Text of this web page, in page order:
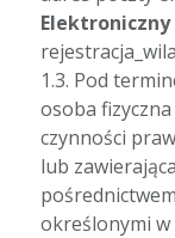
1.3. Pod
osoba
czynności
lub
określonymi w